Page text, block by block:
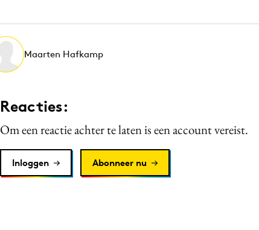
Maarten Hafkamp
Reacties:
Om een reactie achter te laten is een account vereist.
Inloggen Abonneer nu